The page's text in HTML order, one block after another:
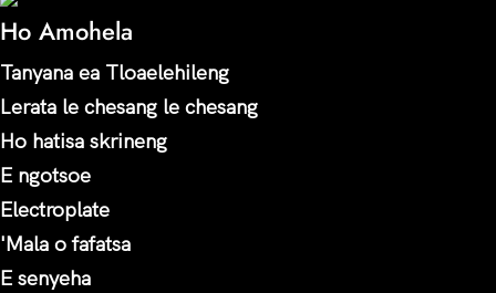
Ho Amohela
Tanyana ea Tloaelehileng
Lerata le chesang le chesang
Ho hatisa skrineng
E ngotsoe
Electroplate
'Mala o fafatsa
E senyeha